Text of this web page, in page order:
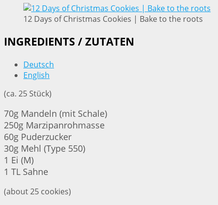
12 Days of Christmas Cookies | Bake to the roots
INGREDIENTS / ZUTATEN
Deutsch
English
(ca. 25 Stück)
70g Mandeln (mit Schale)
250g Marzipanrohmasse
60g Puderzucker
30g Mehl (Type 550)
1 Ei (M)
1 TL Sahne
(about 25 cookies)